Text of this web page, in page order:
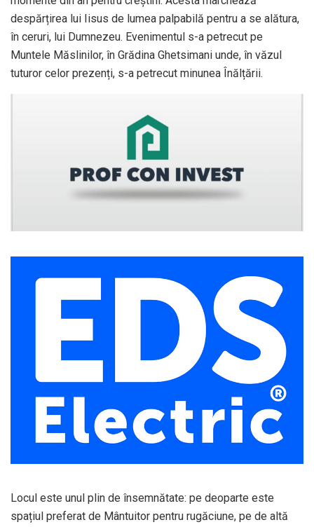
despărțirea lui Iisus de lumea palpabilă pentru a se alătura,
în ceruri, lui Dumnezeu. Evenimentul s-a petrecut pe
Muntele Măslinilor, în Grădina Ghetsimani unde, în văzul
tuturor celor prezenți, s-a petrecut minunea Înălțării.
Locul este unul plin de însemnătate: pe deoparte este
spațiul preferat de Mântuitor pentru rugăciune, pe de altă